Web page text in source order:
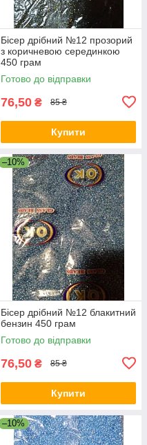
Бісер дрібний №12 прозорий
з коричневою серединкою
450 грам
Готово до відправки
76,50 ₴ 85 ₴
Купити
–10%
Бісер дрібний №12 блакитний
бензин 450 грам
Готово до відправки
76,50 ₴ 85 ₴
Купити
–10%